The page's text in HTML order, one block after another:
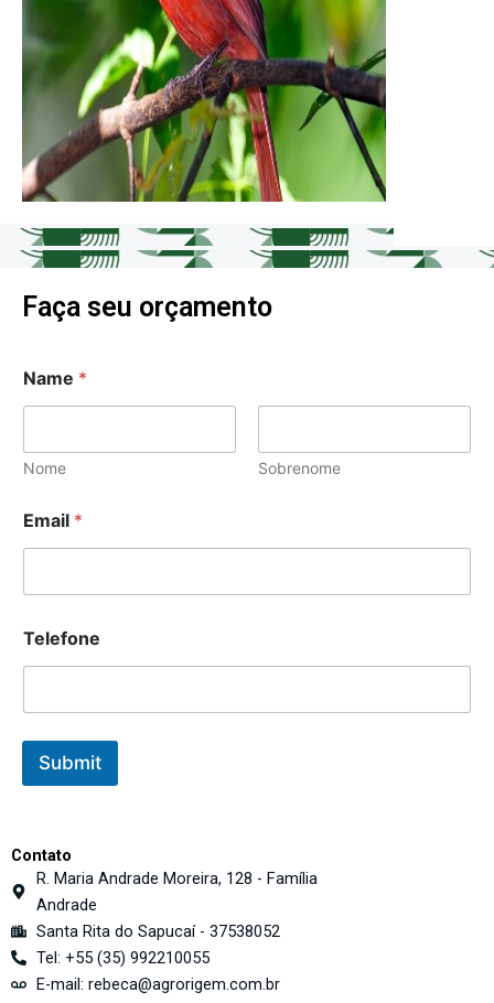
Faça seu orçamento
*
T
l
e
o
n
e
Name *
Nome Sobrenome
Email *
Telefone
Submit
Contato
R. Maria Andrade Moreira, 128 - Família
Andrade
Santa Rita do Sapucaí - 37538052
Tel: +55 (35) 992210055
E-mail: rebeca@agrorigem.com.br